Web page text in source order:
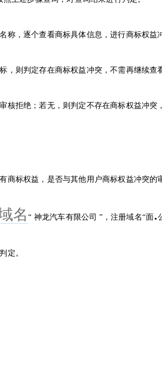
称，逐个查看商标具体信息，进行商标权益
，则判定存在商标权益冲突，不需再继续查
核拒绝；若无，则判定不存在商标权益冲突
商标权益，是否与其他用户商标权益冲突的
名“ 神龙汽车有限公司 ”，注册域名“面.
定。